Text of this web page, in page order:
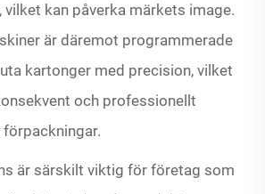
vilket kan påverka märkets image.
är däremot programmerade
kartonger med precision, vilket
och professionellt
är särskilt viktig för företag som